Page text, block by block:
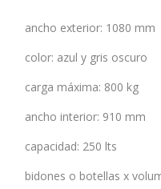
ancho exterior: 1080 mm
color: azul y gris oscuro
carga máxima: 800 kg
ancho interior: 910 mm
capacidad: 250 lts
bidones o botellas x